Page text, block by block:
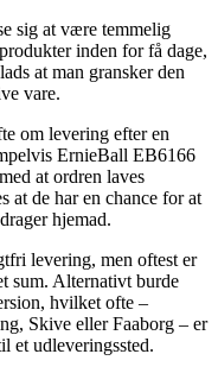
sig at være temmelig
inden for få dage,
at man gransker den
vare.
om levering efter en
ErnieBall EB6166
at ordren laves
at de har en chance for at
hjemad.
levering, men oftest er
sum. Alternativt burde
hvilket ofte –
Skive eller Faaborg – er
et udleveringssted.